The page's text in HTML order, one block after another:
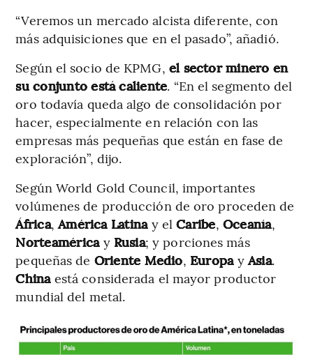
“Veremos un mercado alcista diferente, con
más adquisiciones que en el pasado”, añadió.
Según el socio de KPMG, el sector minero en
su conjunto está caliente. “En el segmento del
oro todavía queda algo de consolidación por
hacer, especialmente en relación con las
empresas más pequeñas que están en fase de
exploración”, dijo.
Según World Gold Council, importantes
volúmenes de producción de oro proceden de
África,América Latina y elCaribe, Oceanía,
Norteamérica y Rusia; y porciones más
pequeñas de Oriente Medio, Europa yAsia.
China está considerada el mayor productor
mundial del metal.